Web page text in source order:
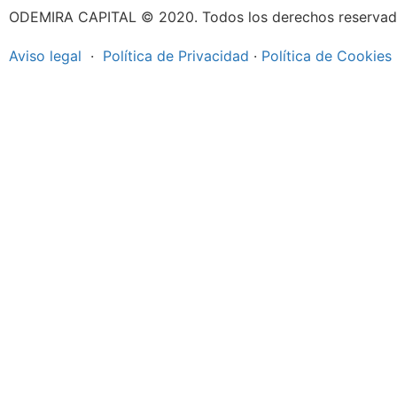
ODEMIRA CAPITAL © 2020. Todos los derechos
Aviso legal · Política de Privacidad · Política de Cookies